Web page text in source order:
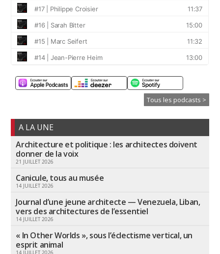
Tous les podcasts >
A LA UNE
Architecture et politique : les architectes doivent
donner de la voix
21 JUILLET 2026
Canicule, tous au musée
14 JUILLET 2026
Journal d’une jeune architecte — Venezuela, Liban,
vers des architectures de l’essentiel
14 JUILLET 2026
« In Other Worlds », sous l’éclectisme vertical, un
esprit animal
14 JUILLET 2026